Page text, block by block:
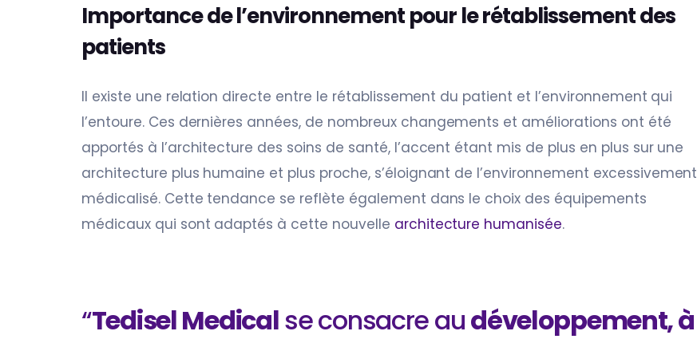
Importance de l’environnement pour le rétablissement des
patients
Il existe une relation directe entre le rétablissement du patient et l’environnement qui
l’entoure. Ces dernières années, de nombreux changements et améliorations ont été
apportés à l’architecture des soins de santé, l’accent étant mis de plus en plus sur une
architecture plus humaine et plus proche, s’éloignant de l’environnement excessivement
médicalisé. Cette tendance se reflète également dans le choix des équipements
médicaux qui sont adaptés à cette nouvelle architecture humanisée.
“Tedisel Medicalse consacre audéveloppement, à